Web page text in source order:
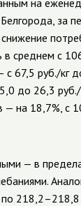
на
за
в среднем с
67,5 руб./кг
до 26,3 руб./
на 18,7%, с
— в
218,2–218,8